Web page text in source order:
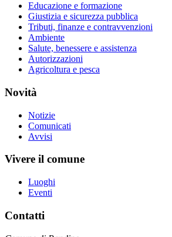
Educazione e formazione
Giustizia e sicurezza pubblica
Tributi, finanze e contravvenzioni
Ambiente
Salute, benessere e assistenza
Autorizzazioni
Agricoltura e pesca
Novità
Notizie
Comunicati
Avvisi
Vivere il comune
Luoghi
Eventi
Contatti